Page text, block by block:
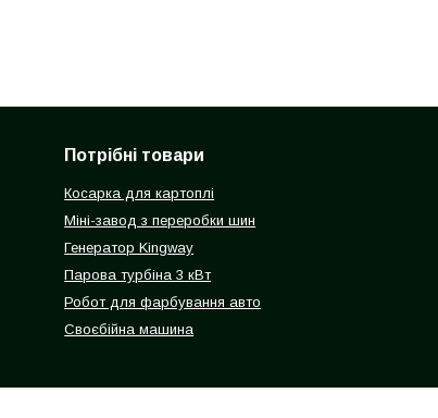
Потрібні товари
Косарка для картоплі
Міні-завод з переробки шин
Генератор Kingway
Парова турбіна 3 кВт
Робот для фарбування авто
Своєбійна машина